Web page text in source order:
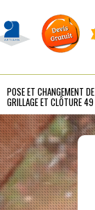
POSE ET CHANGEMENT DE
GRILLAGE ET CLÔTURE 49